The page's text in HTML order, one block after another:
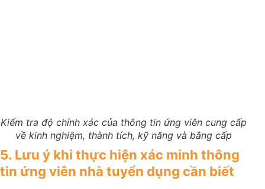
Kiểm tra độ chính xác của thông tin ứng viên cung cấp
về kinh nghiệm, thành tích, kỹ năng và bằng cấp
5. Lưu ý khi thực hiện xác minh thông
tin ứng viên nhà tuyển dụng cần biết